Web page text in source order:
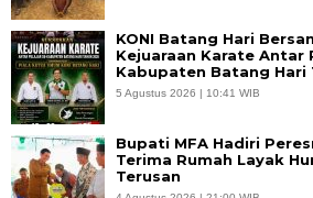
KONI Batang Hari
Kejuaraan Karate Antar
Kabupaten Batang Hari
5 Agustus 2026 | 10:41 WIB
Bupati MFA Hadiri
Terima Rumah Layak
Terusan